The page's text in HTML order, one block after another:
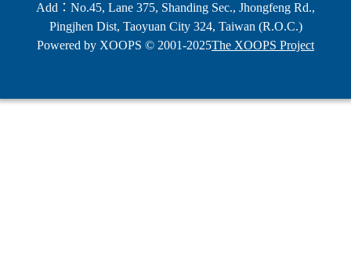
Add：No.45, Lane 375, Shanding Sec., Jhongfeng Rd.,
Pingjhen Dist, Taoyuan City 324, Taiwan (R.O.C.)
Powered by XOOPS © 2001-2025The XOOPS Project